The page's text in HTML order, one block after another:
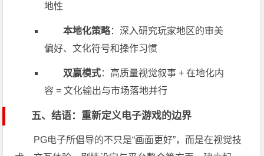
地性
本地化策略：深入研究玩家地区的审美
偏好、文化符号和操作习惯
双赢模式：高质量视觉叙事 + 在地化内
容 = 文化输出与市场落地并行
五、结语：重新定义电子游戏的边界
PG电子所倡导的不只是“画面更好”，而是在视觉技